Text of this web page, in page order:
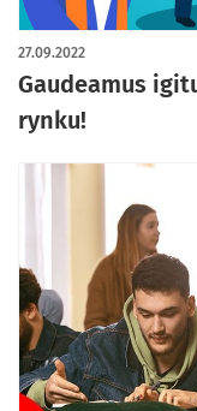
Gaudeamus
rynku!
27.09.2022